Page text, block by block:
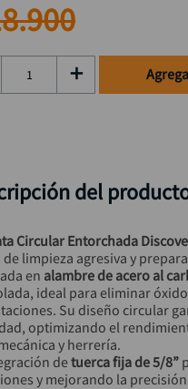
.900
＋
del
Circular Entorchada
de limpieza agresiva y
en alambre de acero al
ideal para eliminar
Su diseño circular
optimizando el
y herrería.
de tuerca fija de 5/8”
y mejorando la